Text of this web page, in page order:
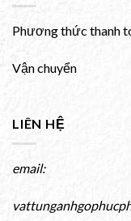
Phương thức thanh
Vận chuyển
LIÊN HỆ
email: